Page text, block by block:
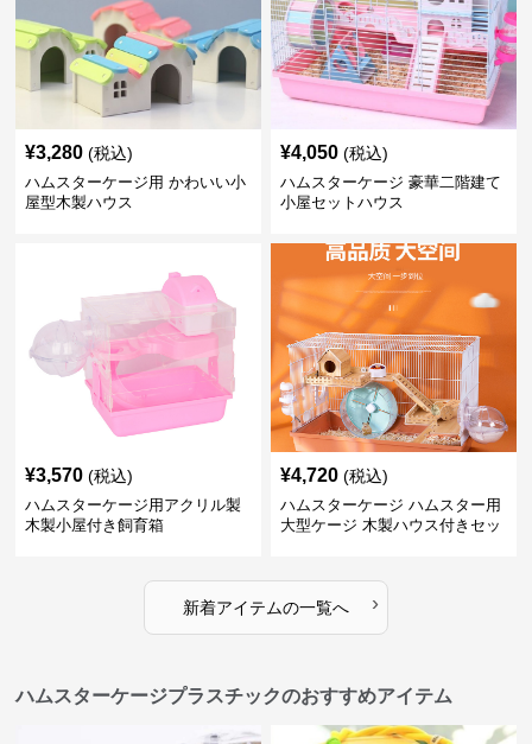
¥3,280 (税込)
ハムスターケージ用 かわいい小
屋型木製ハウス
¥4,050 (税込)
ハムスターケージ 豪華二階建て
小屋セットハウス
¥3,570 (税込)
ハムスターケージ用アクリル製
木製小屋付き飼育箱
¥4,720 (税込)
ハムスターケージ ハムスター用
大型ケージ 木製ハウス付きセッ
新着アイテムの一覧へ ›
ハムスターケージプラスチックのおすすめアイテム